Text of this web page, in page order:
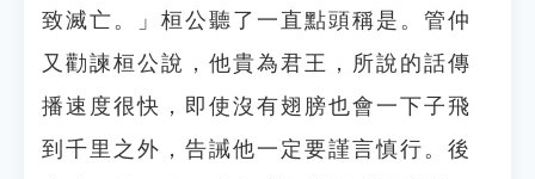
致滅亡。」桓公聽了一直點頭稱是。管仲
又勸諫桓公說，他貴為君王，所說的話傳
播速度很快，即使沒有翅膀也會一下子飛
到千里之外，告誡他一定要謹言慎行。後